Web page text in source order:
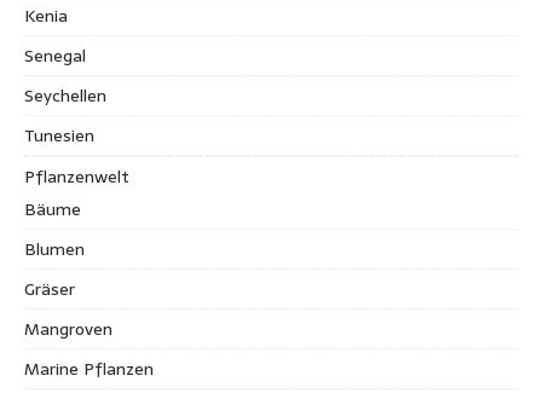
Kenia
Senegal
Seychellen
Tunesien
Pflanzenwelt
Bäume
Blumen
Gräser
Mangroven
Marine Pflanzen